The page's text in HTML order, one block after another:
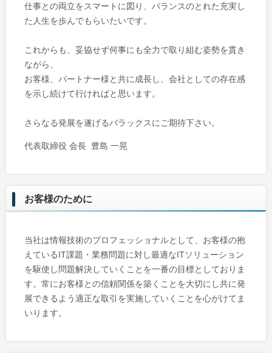
仕事との両立をスマートに図り、バランスのとれた充実し
た人生を歩んでもらいたいです。
これからも、妥協せず何事にも全力で取り組む姿勢を貫き
ながら、
お客様、パートナー様と共に成長し、会社としての存在感
を示し続けて行ければと思います。
さらなる発展を遂げるバラックスにご期待下さい。
代表取締役 会長 豊島 一晃
お客様のために
当社は情報技術のプロフェッショナルとして、お客様の抱
えているIT課題・業務問題に対し最適なITソリューション
を駆使し問題解決していくことを一番の目標としておりま
す。常にお客様との信頼関係を築くことを大切にし共に発
展できるよう適正な取引を実施していくことを心がけてま
いります。